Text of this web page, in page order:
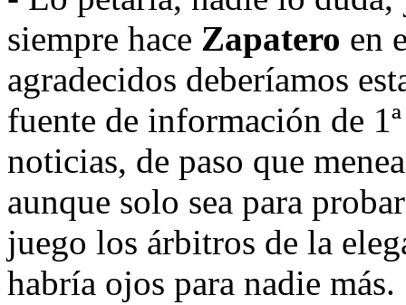
siempre hace Zapatero en
agradecidos deberíamos
fuente de información de
noticias, de paso que
aunque solo sea para
juego los árbitros de la
habría ojos para nadie